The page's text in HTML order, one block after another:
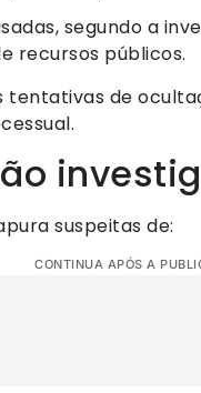
segundo a
recursos públicos.
tentativas de
suspeitas de:
CONTINUA APÓS A